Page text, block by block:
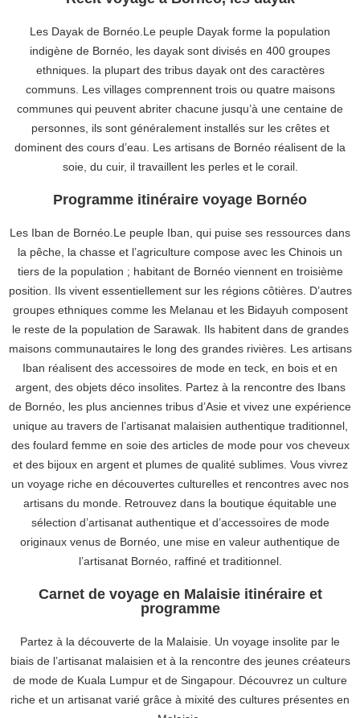
Les Dayak de Bornéo.Le peuple Dayak forme la population
indigène de Bornéo, les dayak sont divisés en 400 groupes
ethniques. la plupart des tribus dayak ont des caractères
communs. Les villages comprennent trois ou quatre maisons
communes qui peuvent abriter chacune jusqu’à une centaine de
personnes, ils sont généralement installés sur les crêtes et
dominent des cours d’eau. Les artisans de Bornéo réalisent de la
soie, du cuir, il travaillent les perles et le corail.
Programme itinéraire voyage Bornéo
Les Iban de Bornéo.Le peuple Iban, qui puise ses ressources dans
la pêche, la chasse et l’agriculture compose avec les Chinois un
tiers de la population ; habitant de Bornéo viennent en troisième
position. Ils vivent essentiellement sur les régions côtières. D’autres
groupes ethniques comme les Melanau et les Bidayuh composent
le reste de la population de Sarawak. Ils habitent dans de grandes
maisons communautaires le long des grandes rivières. Les artisans
Iban réalisent des accessoires de mode en teck, en bois et en
argent, des objets déco insolites. Partez à la rencontre des Ibans
de Bornéo, les plus anciennes tribus d’Asie et vivez une expérience
unique au travers de l’artisanat malaisien authentique traditionnel,
des foulard femme en soie des articles de mode pour vos cheveux
et des bijoux en argent et plumes de qualité sublimes. Vous vivrez
un voyage riche en découvertes culturelles et rencontres avec nos
artisans du monde. Retrouvez dans la boutique équitable une
sélection d’artisanat authentique et d’accessoires de mode
originaux venus de Bornéo, une mise en valeur authentique de
l’artisanat Bornéo, raffiné et traditionnel.
Carnet de voyage en Malaisie itinéraire et
programme
Partez à la découverte de la Malaisie. Un voyage insolite par le
biais de l’artisanat malaisien et à la rencontre des jeunes créateurs
de mode de Kuala Lumpur et de Singapour. Découvrez un culture
riche et un artisanat varié grâce à mixité des cultures présentes en